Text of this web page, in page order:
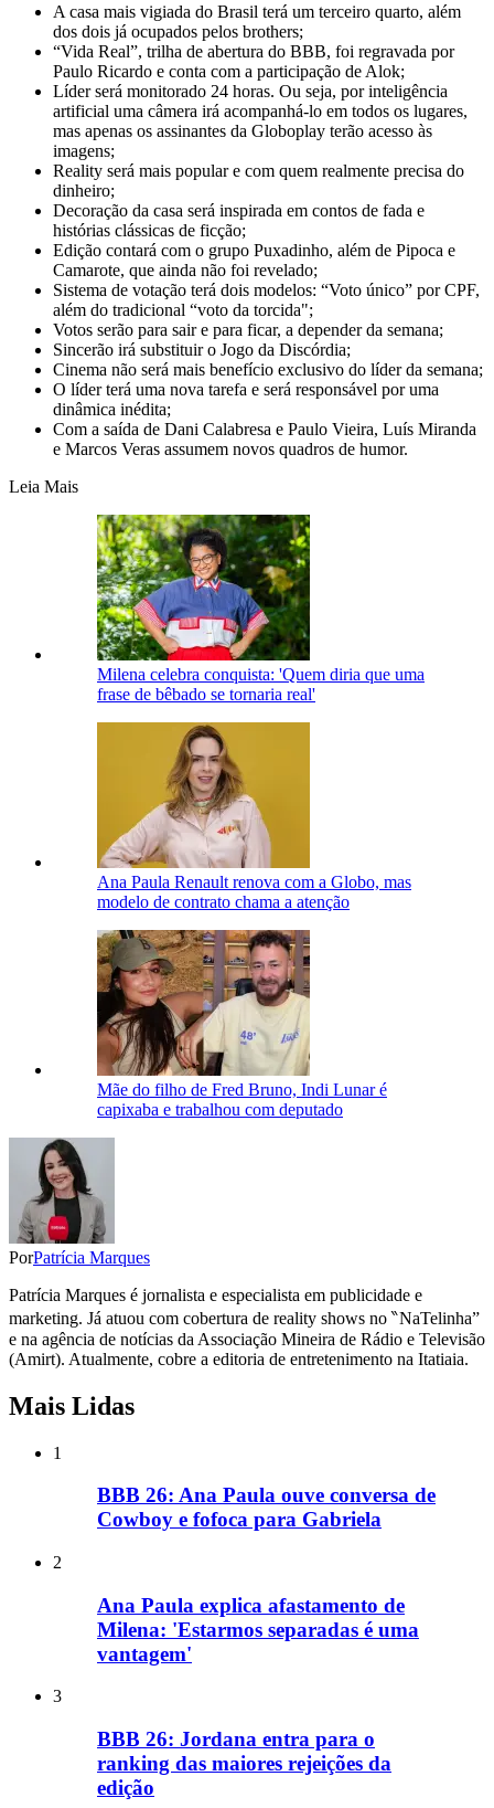
A casa mais vigiada do Brasil terá um terceiro quarto, além
dos dois já ocupados pelos brothers;
“Vida Real”, trilha de abertura do BBB, foi regravada por
Paulo Ricardo e conta com a participação de Alok;
Líder será monitorado 24 horas. Ou seja, por inteligência
artificial uma câmera irá acompanhá-lo em todos os lugares,
mas apenas os assinantes da Globoplay terão acesso às
imagens;
Reality será mais popular e com quem realmente precisa do
dinheiro;
Decoração da casa será inspirada em contos de fada e
histórias clássicas de ficção;
Edição contará com o grupo Puxadinho, além de Pipoca e
Camarote, que ainda não foi revelado;
Sistema de votação terá dois modelos: “Voto único” por CPF,
além do tradicional “voto da torcida";
Votos serão para sair e para ficar, a depender da semana;
Sincerão irá substituir o Jogo da Discórdia;
Cinema não será mais benefício exclusivo do líder da semana;
O líder terá uma nova tarefa e será responsável por uma
dinâmica inédita;
Com a saída de Dani Calabresa e Paulo Vieira, Luís Miranda
e Marcos Veras assumem novos quadros de humor.
Leia Mais
Milena celebra conquista: 'Quem diria que uma
frase de bêbado se tornaria real'
Ana Paula Renault renova com a Globo, mas
modelo de contrato chama a atenção
Mãe do filho de Fred Bruno, Indi Lunar é
capixaba e trabalhou com deputado
PorPatrícia Marques
Patrícia Marques é jornalista e especialista em publicidade e
marketing. Já atuou com cobertura de reality shows no ‶NaTelinha”
e na agência de notícias da Associação Mineira de Rádio e Televisão
(Amirt). Atualmente, cobre a editoria de entretenimento na Itatiaia.
Mais Lidas
1
BBB 26: Ana Paula ouve conversa de
Cowboy e fofoca para Gabriela
2
Ana Paula explica afastamento de
Milena: 'Estarmos separadas é uma
vantagem'
3
BBB 26: Jordana entra para o
ranking das maiores rejeições da
edição